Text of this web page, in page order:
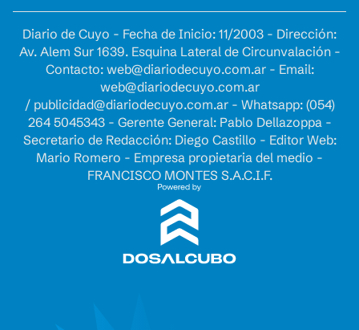
Diario de Cuyo - Fecha de Inicio: 11/2003 - Dirección:
Av. Alem Sur 1639. Esquina Lateral de Circunvalación -
Contacto: web@diariodecuyo.com.ar- Email:
web@diariodecuyo.com.ar
/ publicidad@diariodecuyo.com.ar- Whatsapp: (054)
264 5045343 - Gerente General: Pablo Dellazoppa -
Secretario de Redacción: Diego Castillo - Editor Web:
Mario Romero - Empresa propietaria del medio -
FRANCISCO MONTES S.A.C.I.F.